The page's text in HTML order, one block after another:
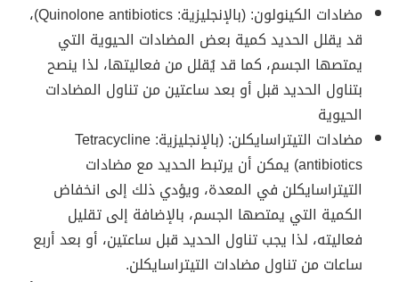
مضادات الكينولون: (بالإنجليزية: Quinolone antibiotics)،
قد يقلل الحديد كمية بعض المضادات الحيوية التي
يمتصها الجسم، كما قد يُقلل من فعاليتها، لذا ينصح
بتناول الحديد قبل أو بعد ساعتين من تناول المضادات
الحيوية
مضادات التيتراسايكلن: (بالإنجليزية: Tetracycline
antibiotics) يمكن أن يرتبط الحديد مع مضادات
التيتراسايكلن في المعدة، ويؤدي ذلك إلى انخفاض
الكمية التي يمتصها الجسم، بالإضافة إلى تقليل
فعاليته، لذا يجب تناول الحديد قبل ساعتين، أو بعد أربع
ساعات من تناول مضادات التيتراسايكلن.